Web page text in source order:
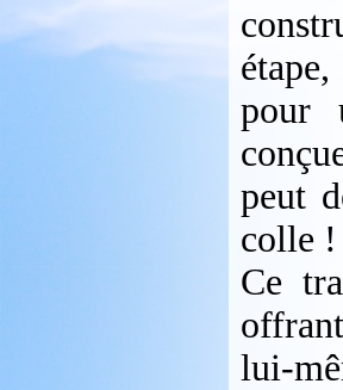
pour
peut
colle !
Ce
lui-